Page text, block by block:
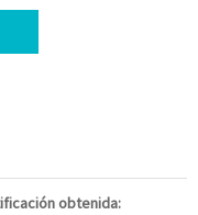
obtenida: